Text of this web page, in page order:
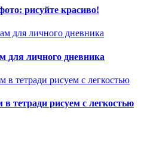
рисуйте красиво!
для личного дневника
тетради рисуем с легкостью